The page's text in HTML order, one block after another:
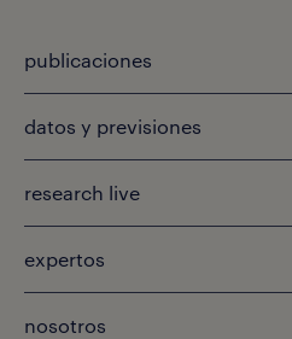
publicaciones
datos y previsiones
research live
expertos
nosotros